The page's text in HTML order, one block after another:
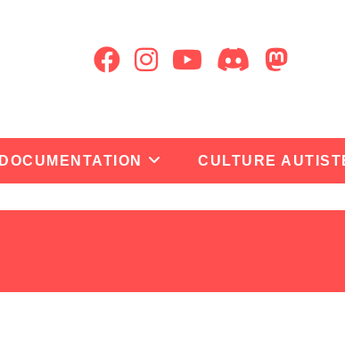
DOCUMENTATION CULTURE